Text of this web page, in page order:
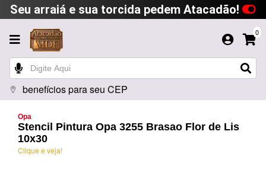
Seu arraiá e sua torcida pedem Atacadão!
0
benefícios para seu CEP
Opa
Stencil Pintura Opa 3255 Brasao Flor de Lis
10x30
Clique e veja!